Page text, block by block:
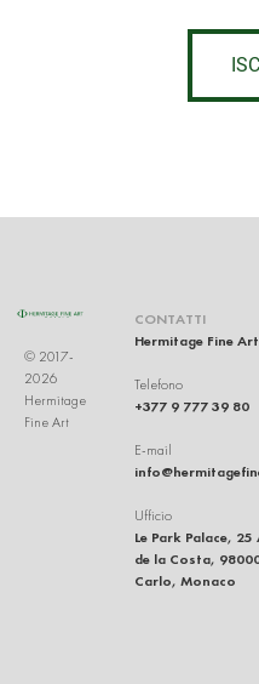
© 2017-
2026
Hermitage
Fine Art
CONTATTI
Hermitage Fine Art
Telefono
+377 9 777 39 80
E-mail
Ufficio
Le Park Palace, 25
de la Costa,
Carlo, Monaco